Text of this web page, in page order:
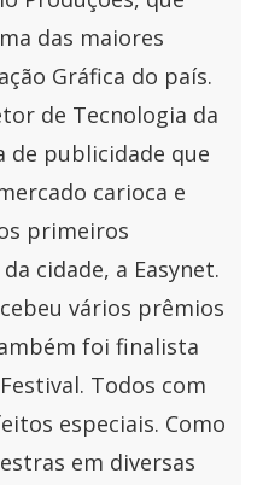
das maiores
Gráfica do país.
de Tecnologia da
de publicidade que
carioca e
primeiros
cidade, a Easynet.
vários prêmios
foi finalista
Todos com
especiais. Como
em diversas